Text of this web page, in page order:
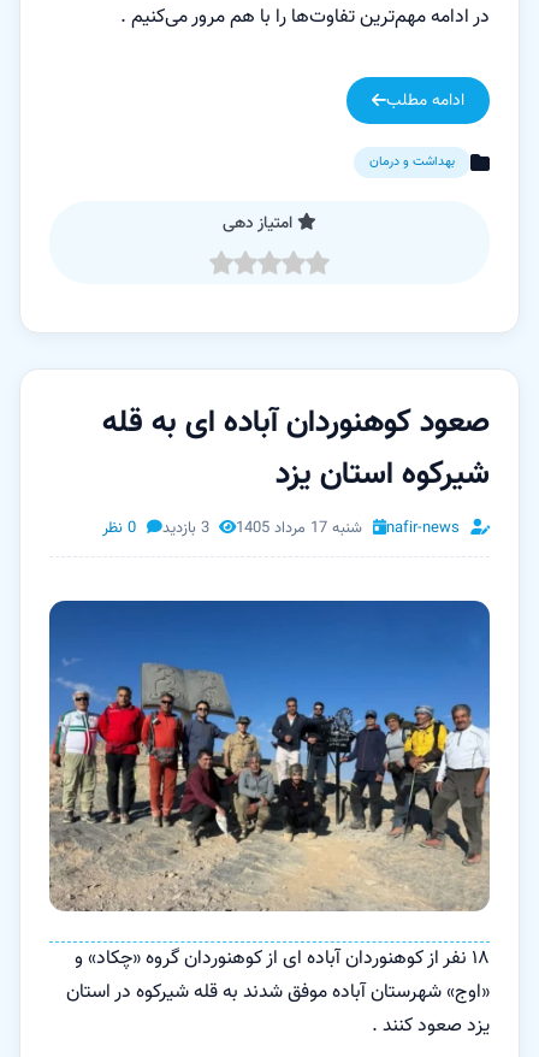
در ادامه مهم‌ترین تفاوت‌ها را با هم مرور می‌کنیم .
ادامه مطلب
بهداشت و درمان
امتیاز دهی
صعود کوهنوردان آباده ای به قله
شیرکوه استان یزد
nafir-news شنبه 17 مرداد 1405 3 بازدید 0 نظر
۱۸ نفر از کوهنوردان آباده ای از کوهنوردان گروه «چکاد» و
«اوج» شهرستان آباده موفق شدند به قله شیرکوه در استان
یزد صعود کنند .